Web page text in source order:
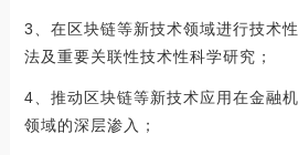
3、在区块链等新技术领域进行技术
法及重要关联性技术性科学研究；
4、推动区块链等新技术应用在金融
领域的深层渗入；